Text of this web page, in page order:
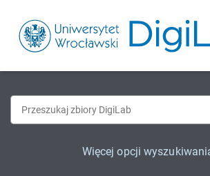
Więcej opcji